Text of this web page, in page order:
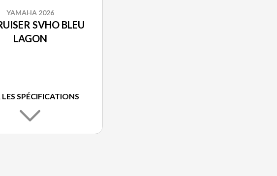
YAMAHA 2026
SVHO BLEU
LAGON
SPÉCIFICATIONS